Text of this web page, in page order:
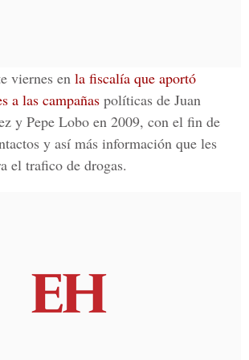
viernes en la fiscalía que aportó
a las campañas políticas de Juan
y Pepe Lobo en 2009, con el fin de
y así más información que les
el trafico de drogas.